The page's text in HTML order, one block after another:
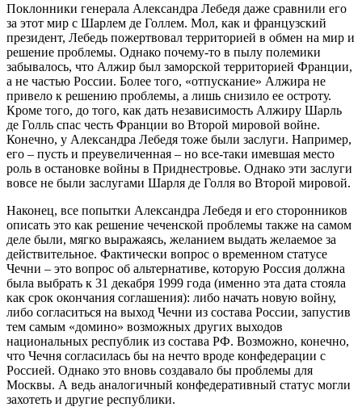
Поклонники генерала Александра Лебедя даже сравнили его
за этот мир с Шарлем де Голлем. Мол, как и французский
президент, Лебедь пожертвовал территорией в обмен на мир и
решение проблемы. Однако почему-то в пылу полемики
забывалось, что Алжир был заморской территорией Франции,
а не частью России. Более того, «отпускание» Алжира не
привело к решению проблемы, а лишь снизило ее остроту.
Кроме того, до того, как дать независимость Алжиру Шарль
де Голль спас честь Франции во Второй мировой войне.
Конечно, у Александра Лебедя тоже были заслуги. Например,
его – пусть и преувеличенная – но все-таки имевшая место
роль в остановке войны в Приднестровье. Однако эти заслуги
вовсе не были заслугами Шарля де Голля во Второй мировой.
Наконец, все попытки Александра Лебедя и его сторонников
описать это как решение чеченской проблемы также на самом
деле были, мягко выражаясь, желанием выдать желаемое за
действительное. Фактически вопрос о временном статусе
Чечни – это вопрос об альтернативе, которую Россия должна
была выбрать к 31 декабря 1999 года (именно эта дата стояла
как срок окончания соглашения): либо начать новую войну,
либо согласиться на выход Чечни из состава России, запустив
тем самым «домино» возможных других выходов
национальных республик из состава РФ. Возможно, конечно,
что Чечня согласилась бы на нечто вроде конфедерации с
Россией. Однако это вновь создавало бы проблемы для
Москвы. А ведь аналогичный конфедеративный статус могли
захотеть и другие республики.